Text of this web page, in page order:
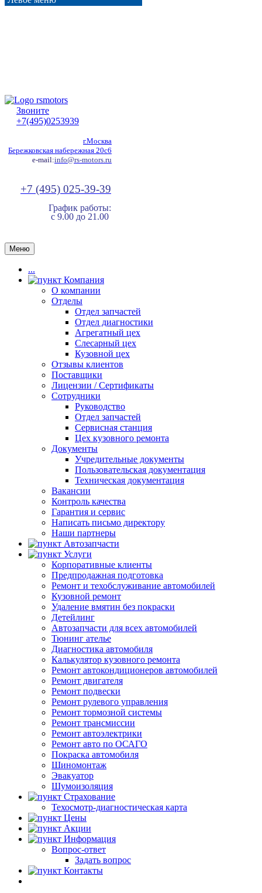
Звоните
+7(495)0253939
г.Москва
Бережковская набережная 20с6
e-mail:info@rs-motors.ru
+7 (495) 025-39-39
График работы:
с 9.00 до 21.00
Меню
...
Компания
О компании
Отделы
Отдел запчастей
Отдел диагностики
Агрегатный цех
Слесарный цех
Кузовной цех
Отзывы клиентов
Поставщики
Лицензии / Сертификаты
Сотрудники
Руководство
Отдел запчастей
Сервисная станция
Цех кузовного ремонта
Документы
Учредительные документы
Пользовательская документация
Техническая документация
Вакансии
Контроль качества
Гарантия и сервис
Написать письмо директору
Наши партнеры
Автозапчасти
Услуги
Корпоративные клиенты
Предпродажная подготовка
Ремонт и техобслуживание автомобилей
Кузовной ремонт
Удаление вмятин без покраски
Детейлинг
Автозапчасти для всех автомобилей
Тюнинг ателье
Диагностика автомобиля
Калькулятор кузовного ремонта
Ремонт автокондиционеров автомобилей
Ремонт двигателя
Ремонт подвески
Ремонт рулевого управления
Ремонт тормозной системы
Ремонт трансмиссии
Ремонт автоэлектрики
Ремонт авто по ОСАГО
Покраска автомобиля
Шиномонтаж
Эвакуатор
Шумоизоляция
Страхование
Техосмотр-диагностическая карта
Цены
Акции
Информация
Вопрос-ответ
Задать вопрос
Контакты